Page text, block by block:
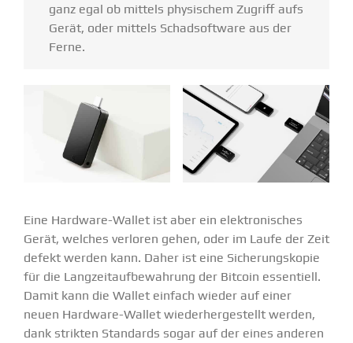
ganz egal ob mittels physi­schem Zugriff aufs
Gerät, oder mittels Schad­software aus der
Ferne.
Eine Hardware-Wallet ist aber ein elektro­ni­sches
Gerät, welches verloren gehen, oder im Laufe der Zeit
defekt werden kann. Daher ist eine Siche­rungs­kopie
für die Langzeit­auf­be­wahrung der Bitcoin essen­tiell.
Damit kann die Wallet einfach wieder auf einer
neuen Hardware-Wallet wieder­her­ge­stellt werden,
dank strikten Standards sogar auf der eines anderen